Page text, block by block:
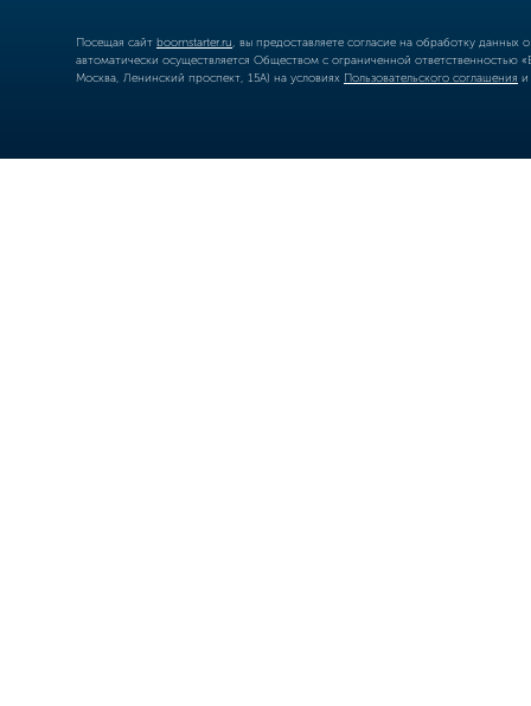
Посещая сайт boomstarter.ru , вы предоставляете согласие на обработку
автоматически осуществляется Обществом с ограниченной
Москва, Ленинский проспект, 15А) на условиях Пользовательского соглашения и